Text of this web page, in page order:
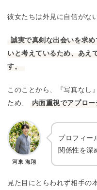
彼女たちは外見に自信がな
誠実で真剣な出会いを求
いと考えているため、あえ
す。
このことから、『写真なし
ため、
内面重視でアプロー
河東 海翔
プロフィー
関係性を深
見た目にとらわれず相手の